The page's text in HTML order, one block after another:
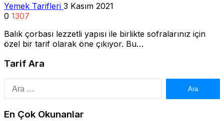
Yemek Tarifleri 3 Kasım 2021
0 1307
Balık çorbası lezzetli yapısı ile birlikte sofralarınız için
özel bir tarif olarak öne çıkıyor. Bu…
Tarif Ara
En Çok Okunanlar